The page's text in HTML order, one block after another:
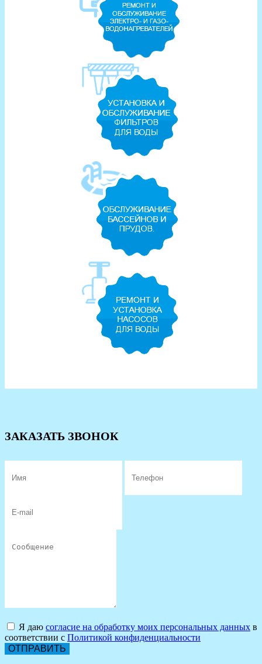
ЗАКАЗАТЬ ЗВОНОК
Я даю согласие на обработку моих персональных данных в
соответствии с Политикой конфиденциальности
ОТПРАВИТЬ